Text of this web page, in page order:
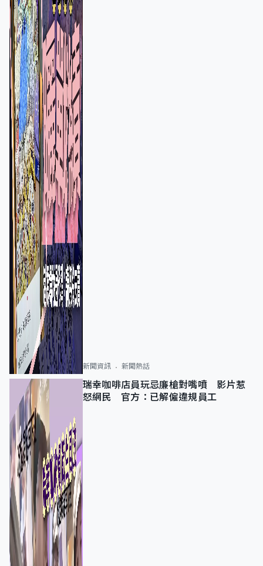
新聞資訊 新聞熱話
瑞幸咖啡店員玩忌廉槍對嘴噴 影片惹
怒網民 官方：已解僱違規員工